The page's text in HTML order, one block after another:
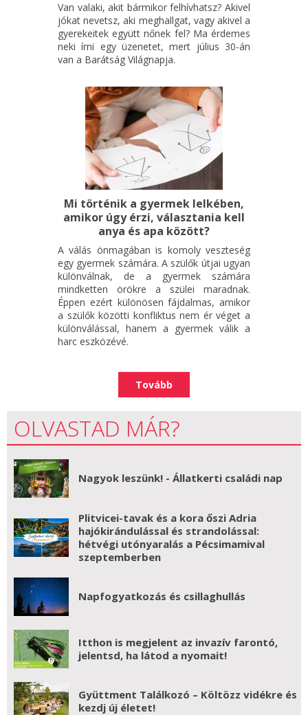
Van valaki, akit bármikor felhívhatsz? Akivel
jókat nevetsz, aki meghallgat, vagy akivel a
gyerekeitek együtt nőnek fel? Ma érdemes
neki írni egy üzenetet, mert július 30-án
van a Barátság Világnapja.
Mi történik a gyermek lelkében,
amikor úgy érzi, választania kell
anya és apa között?
A válás önmagában is komoly veszteség
egy gyermek számára. A szülők útjai ugyan
különválnak, de a gyermek számára
mindketten örökre a szülei maradnak.
Éppen ezért különösen fájdalmas, amikor
a szülők közötti konfliktus nem ér véget a
különválással, hanem a gyermek válik a
harc eszközévé.
Tovább
OLVASTAD MÁR?
Nagyok leszünk! - Állatkerti családi nap
Plitvicei-tavak és a kora őszi Adria
hajókirándulással és strandolással:
hétvégi utónyaralás a Pécsimamival
szeptemberben
Napfogyatkozás és csillaghullás
Itthon is megjelent az invazív farontó,
jelentsd, ha látod a nyomait!
Gyüttment Találkozó – Költözz vidékre és
kezdj új életet!